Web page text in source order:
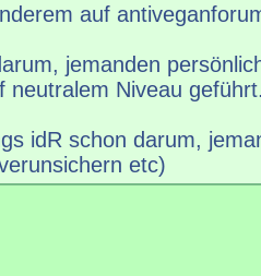
auf
jemanden
neutralem Niveau
idR schon darum,
etc)